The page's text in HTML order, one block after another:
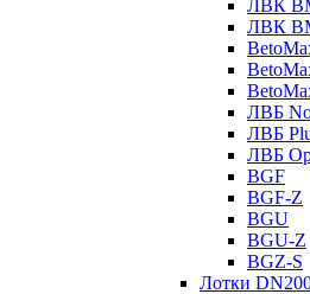
ЛВК
ЛВК
ЛВБ
ЛВБ
ЛВБ
BGF
BGF-Z
BGU
BGU-Z
BGZ-S
Лотки